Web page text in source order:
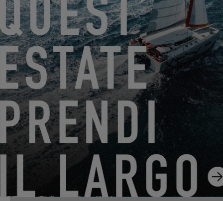
DAL 22 GIUGNO 2026 AL 31 AGOSTO 2026
GO SAILING CON EXCESS QUESTA ESTATE!
EXCESS 11 -EXCESS 13 -EXCESS 14